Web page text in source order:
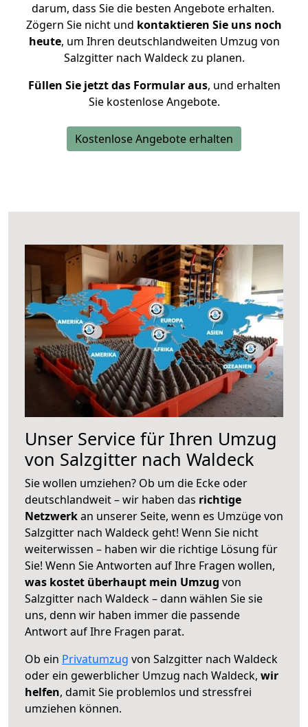
darum, dass Sie die besten Angebote erhalten.
Zögern Sie nicht und kontaktieren Sie uns noch
heute, um Ihren deutschlandweiten Umzug von
Salzgitter nach Waldeck zu planen.
Füllen Sie jetzt das Formular aus, und erhalten
Sie kostenlose Angebote.
Kostenlose Angebote erhalten
Unser Service für Ihren Umzug
von Salzgitter nach Waldeck
Sie wollen umziehen? Ob um die Ecke oder
deutschlandweit – wir haben das richtige
Netzwerkan unserer Seite, wenn es Umzüge von
Salzgitter nach Waldeck geht! Wenn Sie nicht
weiterwissen – haben wir die richtige Lösung für
Sie! Wenn Sie Antworten auf Ihre Fragen wollen,
was kostet überhaupt mein Umzug von
Salzgitter nach Waldeck – dann wählen Sie sie
uns, denn wir haben immer die passende
Antwort auf Ihre Fragen parat.
Ob ein Privatumzug von Salzgitter nach Waldeck
oder ein gewerblicher Umzug nach Waldeck, wir
helfen, damit Sie problemlos und stressfrei
umziehen können.